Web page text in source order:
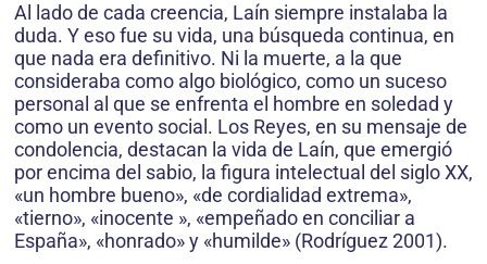
Al lado de cada creencia, Laín siempre instalaba la
duda. Y eso fue su vida, una búsqueda continua, en
que nada era definitivo. Ni la muerte, a la que
consideraba como algo biológico, como un suceso
personal al que se enfrenta el hombre en soledad y
como un evento social. Los Reyes, en su mensaje de
condolencia, destacan la vida de Laín, que emergió
por encima del sabio, la figura intelectual del siglo XX,
«un hombre bueno», «de cordialidad extrema»,
«tierno», «inocente », «empeñado en conciliar a
España», «honrado» y «humilde» (Rodríguez 2001).